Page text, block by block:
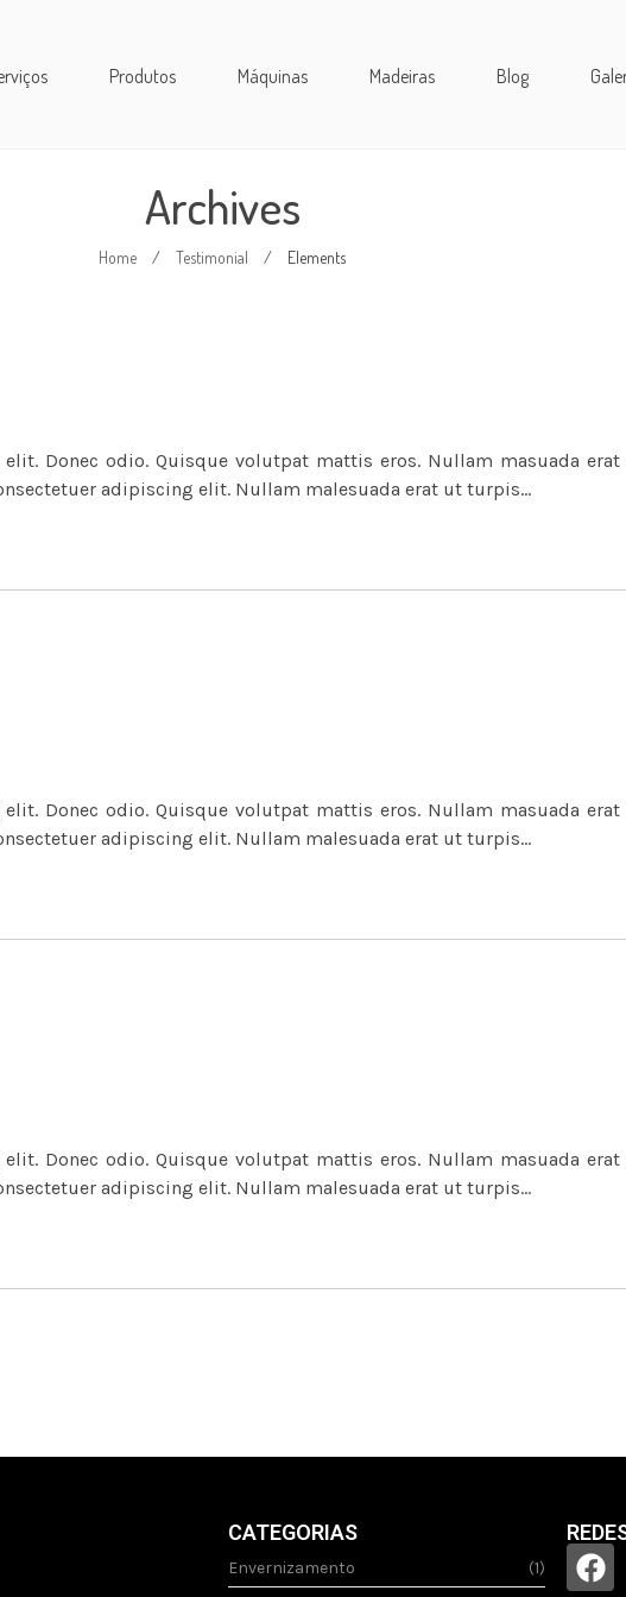
Produtos Máquinas Madeiras Blog
Archives
Home / Testimonial / Elements
Donec odio. Quisque volutpat mattis eros. Nullam masuada
adipiscing elit. Nullam malesuada erat ut turpis…
Donec odio. Quisque volutpat mattis eros. Nullam masuada
adipiscing elit. Nullam malesuada erat ut turpis…
Donec odio. Quisque volutpat mattis eros. Nullam masuada
adipiscing elit. Nullam malesuada erat ut turpis…
CATEGORIAS
Envernizamento (1)